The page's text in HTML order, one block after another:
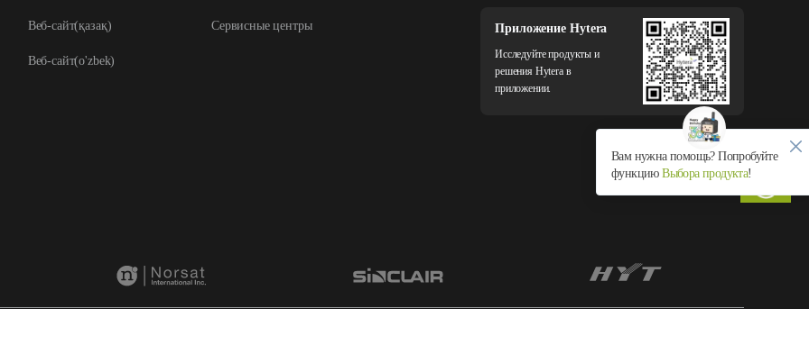
Веб-сайт(қазақ)
Веб-сайт(o'zbek)
Сервисные центры Приложение Hytera
Исследуйте продукты и
решения Hytera в
приложении.
Вам нужна помощь? Попробуйте
функциюВыбора продукта!